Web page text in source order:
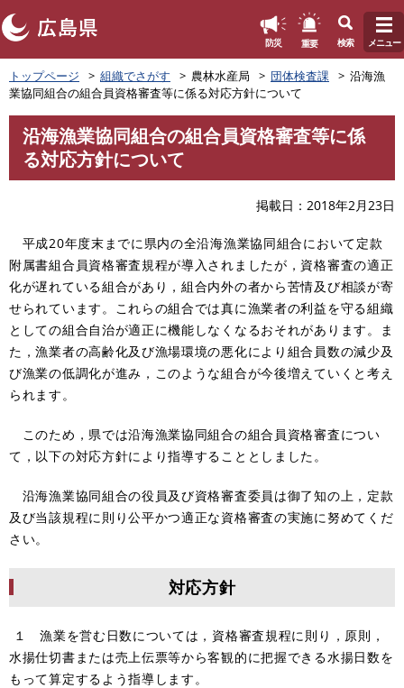
ペ
ー
ジ
の
で
防災 重要 検索 メニュー
トップページ 組織でさがす 農林水産局 団体検査課
沿海漁
業協同組合の組合員資格審査等に係る対応方針について
沿海漁業協同組合の組合員資格審査等に係
る対応方針について
掲載日 2018年2月23日
平成20年度末までに県内の全沿海漁業協同組合において定款
附属書組合員資格審査規程が導入されましたが，資格審査の適正
化が遅れている組合があり，組合内外の者から苦情及び相談が寄
せられています。これらの組合では真に漁業者の利益を守る組織
としての組合自治が適正に機能しなくなるおそれがあります。ま
た，漁業者の高齢化及び漁場環境の悪化により組合員数の減少及
び漁業の低調化が進み，このような組合が今後増えていくと考え
られます。
このため，県では沿海漁業協同組合の組合員資格審査につい
て，以下の対応方針により指導することとしました。
沿海漁業協同組合の役員及び資格審査委員は御了知の上，定款
及び当該規程に則り公平かつ適正な資格審査の実施に努めてくだ
さい。
対応方針
１ 漁業を営む日数については，資格審査規程に則り，原則，
水揚仕切書または売上伝票等から客観的に把握できる水揚日数を
もって算定するよう指導します。